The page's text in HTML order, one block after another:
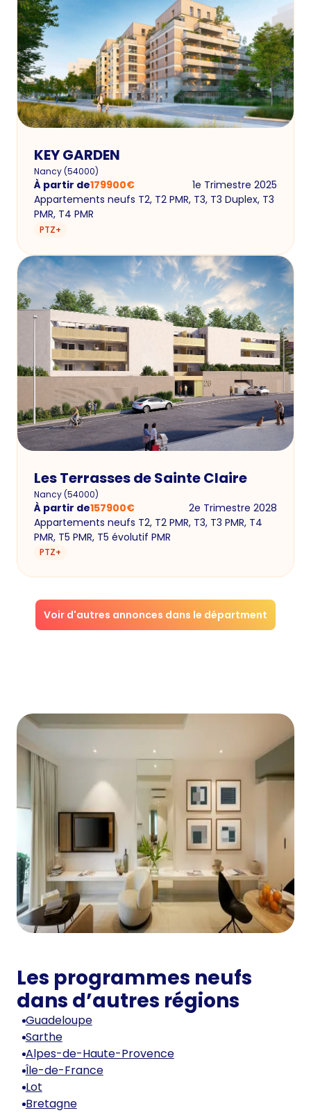
KEY GARDEN
Nancy(54000)
À partir de179900€
1e Trimestre 2025
Appartements neufs T2, T2 PMR, T3, T3 Duplex, T3
PMR, T4 PMR
PTZ+
Les Terrasses de Sainte Claire
Nancy(54000)
À partir de157900€
2e Trimestre 2028
Appartements neufs T2, T2 PMR, T3, T3 PMR, T4
PMR, T5 PMR, T5 évolutif PMR
PTZ+
Voir d'autres annonces dans le départment
Les programmes neufs
dans d’autres régions
Guadeloupe
Sarthe
Alpes-de-Haute-Provence
Île-de-France
Lot
Bretagne